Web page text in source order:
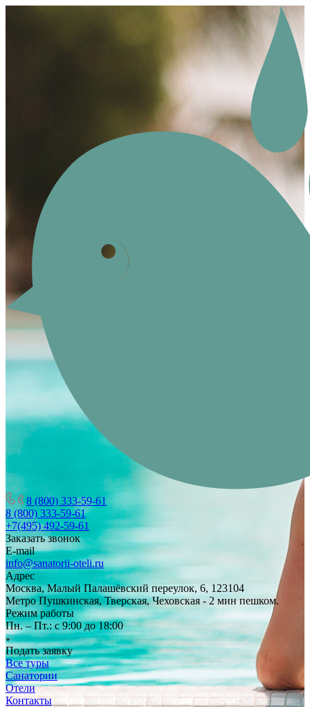
8 (800) 333-59-61
8 (800) 333-59-61
+7(495) 492-59-61
Заказать звонок
E-mail
info@sanatorii-oteli.ru
Адрес
Москва, Малый Палашёвский переулок, 6, 123104
Метро Пушкинская, Тверская, Чеховская - 2 мин пешком.
Режим работы
Пн. – Пт.: с 9:00 до 18:00
Подать заявку
Все туры
Санатории
Отели
Контакты